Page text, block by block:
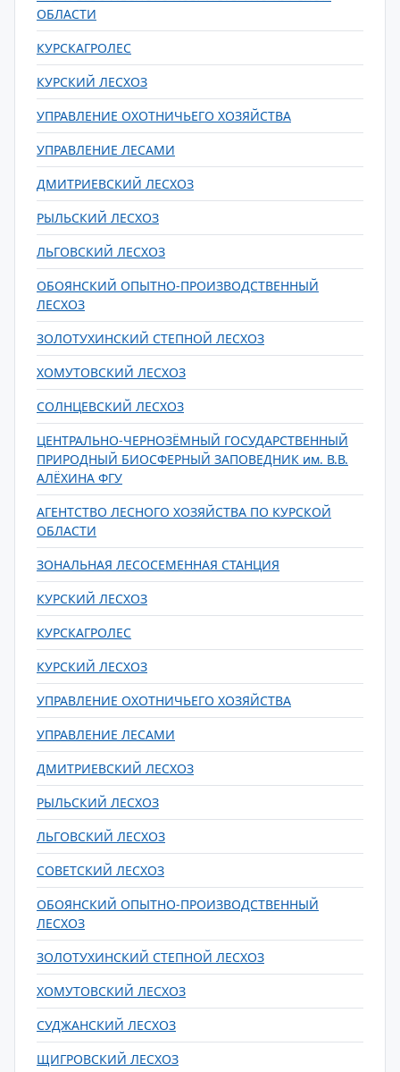
ОБЛАСТИ
КУРСКАГРОЛЕС
КУРСКИЙ ЛЕСХОЗ
УПРАВЛЕНИЕ ОХОТНИЧЬЕГО ХОЗЯЙСТВА
УПРАВЛЕНИЕ ЛЕСАМИ
ДМИТРИЕВСКИЙ ЛЕСХОЗ
РЫЛЬСКИЙ ЛЕСХОЗ
ЛЬГОВСКИЙ ЛЕСХОЗ
ОБОЯНСКИЙ ОПЫТНО-ПРОИЗВОДСТВЕННЫЙ
ЛЕСХОЗ
ЗОЛОТУХИНСКИЙ СТЕПНОЙ ЛЕСХОЗ
ХОМУТОВСКИЙ ЛЕСХОЗ
СОЛНЦЕВСКИЙ ЛЕСХОЗ
ЦЕНТРАЛЬНО-ЧЕРНОЗЁМНЫЙ ГОСУДАРСТВЕННЫЙ
ПРИРОДНЫЙ БИОСФЕРНЫЙ ЗАПОВЕДНИК им. В.В.
АЛЁХИНА ФГУ
АГЕНТСТВО ЛЕСНОГО ХОЗЯЙСТВА ПО КУРСКОЙ
ОБЛАСТИ
ЗОНАЛЬНАЯ ЛЕСОСЕМЕННАЯ СТАНЦИЯ
КУРСКИЙ ЛЕСХОЗ
КУРСКАГРОЛЕС
КУРСКИЙ ЛЕСХОЗ
УПРАВЛЕНИЕ ОХОТНИЧЬЕГО ХОЗЯЙСТВА
УПРАВЛЕНИЕ ЛЕСАМИ
ДМИТРИЕВСКИЙ ЛЕСХОЗ
РЫЛЬСКИЙ ЛЕСХОЗ
ЛЬГОВСКИЙ ЛЕСХОЗ
СОВЕТСКИЙ ЛЕСХОЗ
ОБОЯНСКИЙ ОПЫТНО-ПРОИЗВОДСТВЕННЫЙ
ЛЕСХОЗ
ЗОЛОТУХИНСКИЙ СТЕПНОЙ ЛЕСХОЗ
ХОМУТОВСКИЙ ЛЕСХОЗ
СУДЖАНСКИЙ ЛЕСХОЗ
ЩИГРОВСКИЙ ЛЕСХОЗ